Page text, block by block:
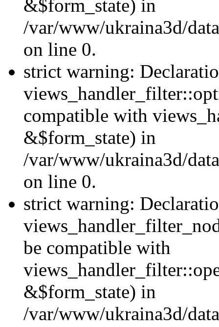
&$form_state) in
/var/www/ukraina3d/
on line 0.
strict warning:
compatible with
&$form_state) in
/var/www/ukraina3d/
on line 0.
strict warning:
be compatible with
&$form_state) in
/var/www/ukraina3d/